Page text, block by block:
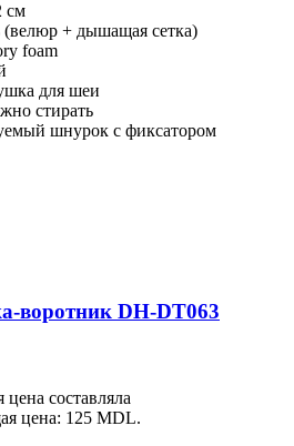
см
(велюр + дышащая сетка)
foam
для шеи
стирать
шнурок с фиксатором
воротник DH-DT063
цена составляла
цена: 125 MDL.